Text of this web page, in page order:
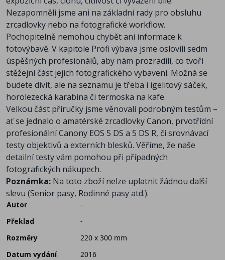
Nezapomněli jsme ani na základní rady pro obsluhu
zrcadlovky nebo na fotografické workflow.
Pochopitelně nemohou chybět ani informace k
fotovýbavě. V kapitole Profi výbava jsme oslovili sedm
úspěšných profesionálů, aby nám prozradili, co tvoří
stěžejní část jejich fotografického vybavení. Možná se
budete divit, ale na seznamu je třeba i igelitový sáček,
horolezecká karabina či termoska na kafe.
Velkou část příručky jsme věnovali podrobným testům –
ať se jednalo o amatérské zrcadlovky Canon, prvotřídní
profesionální Canony EOS 5 DS a 5 DS R, či srovnávací
testy objektivů a externích blesků. Věříme, že naše
detailní testy vám pomohou při případných
fotografických nákupech.
Poznámka: Na toto zboží nelze uplatnit žádnou další
slevu (Senior pasy, Rodinné pasy atd.).
Autor
-
Překlad
-
Rozměry
220 x 300 mm
Datum vydání
2016